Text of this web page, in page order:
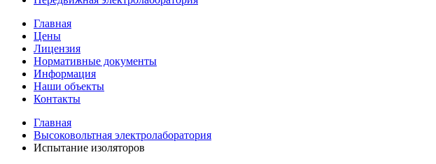
Главная
Цены
Лицензия
Нормативные документы
Информация
Наши объекты
Контакты
Главная
Высоковольтная электролаборатория
Испытание изоляторов